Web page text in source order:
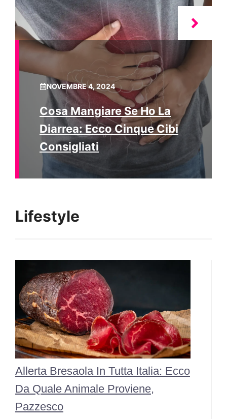
NOVEMBRE 4, 2024
Cosa Mangiare Se Ho La
Diarrea: Ecco Cinque Cibi
Consigliati
Lifestyle
Allerta Bresaola In Tutta Italia: Ecco
Da Quale Animale Proviene,
Pazzesco